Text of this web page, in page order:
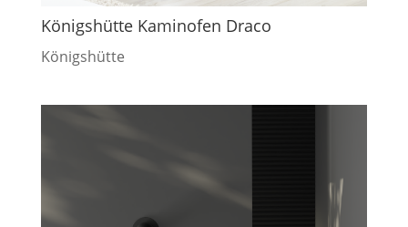
Königshütte Kaminofen Draco
Königshütte